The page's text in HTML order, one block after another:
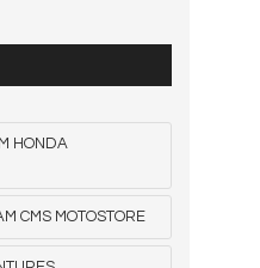
HONDA
CMS MOTOSTORE